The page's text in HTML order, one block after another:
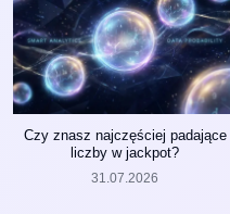
Czy znasz najczęściej padające
liczby w jackpot?
31.07.2026